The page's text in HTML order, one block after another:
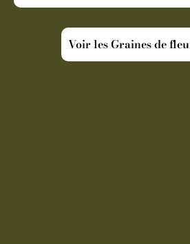
Voir les Graines de